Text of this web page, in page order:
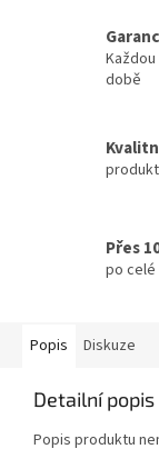
době
Přes
po celé
Popis Diskuze
Detailní
Popis produktu